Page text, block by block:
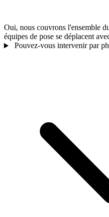
Oui, nous couvrons l'ensemble
équipes de pose se déplacent
Pouvez-vous intervenir par